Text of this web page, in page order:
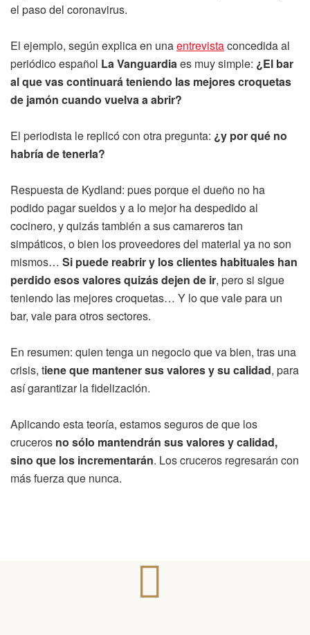
el paso del coronavirus.
El ejemplo, según explica en unaentrevistaconcedida al
periódico español La Vanguardiaes muy simple: ¿El bar
al que vas continuará teniendo las mejores croquetas
de jamón cuando vuelva a abrir?
El periodista le replicó con otra pregunta: ¿y por qué no
habría de tenerla?
Respuesta de Kydland: pues porque el dueño no ha
podido pagar sueldos y a lo mejor ha despedido al
cocinero, y quizás también a sus camareros tan
simpáticos, o bien los proveedores del material ya no son
mismos… Si puede reabrir y los clientes habituales han
perdido esos valores quizás dejen de ir, pero si sigue
teniendo las mejores croquetas… Y lo que vale para un
bar, vale para otros sectores.
En resumen: quien tenga un negocio que va bien, tras una
crisis, tiene que mantener sus valores y su calidad, para
así garantizar la fidelización.
Aplicando esta teoría, estamos seguros de que los
cruceros no sólo mantendrán sus valores y calidad,
sino que los incrementarán. Los cruceros regresarán con
más fuerza que nunca.